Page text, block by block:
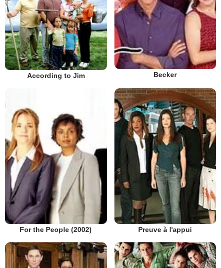
According to Jim Becker
For the People (2002) Preuve à l'appui